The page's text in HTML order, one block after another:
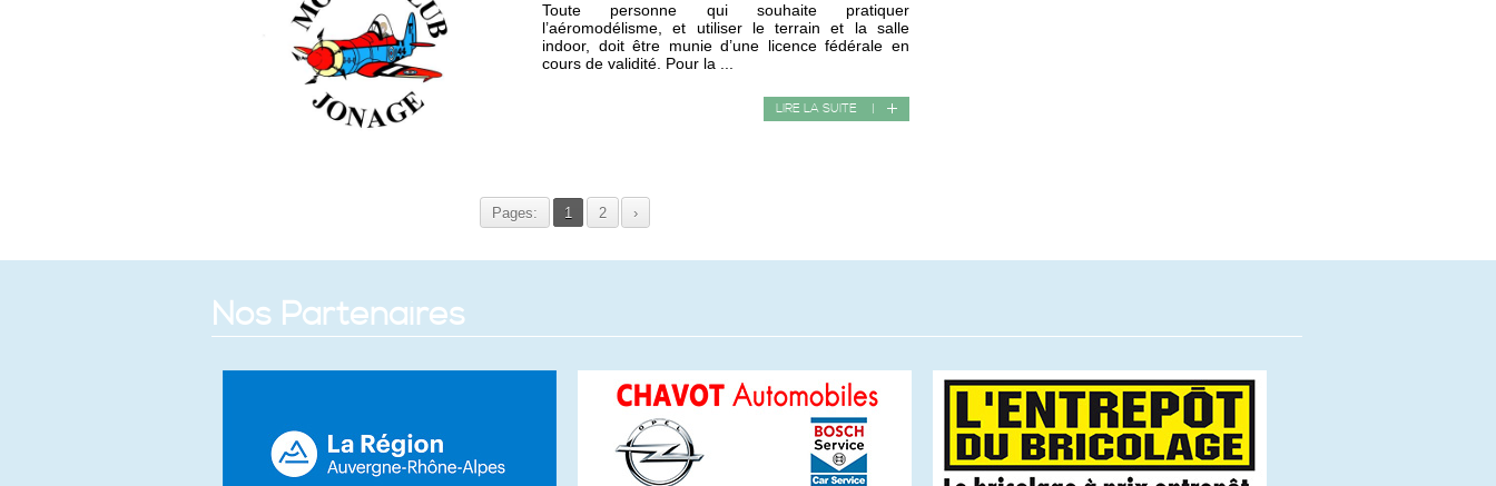
Toute personne qui souhaite pratiquer
l’aéromodélisme, et utiliser le terrain et la salle
indoor, doit être munie d’une licence fédérale en
cours de validité. Pour la ...
LIRE LA SUITE
Pages: 1 2 ›
Nos Partenaires